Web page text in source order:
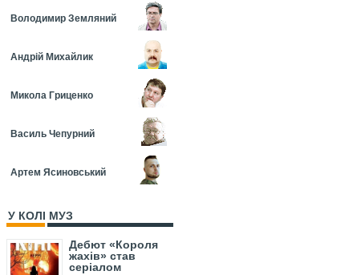
Володимир Земляний
Андрій Михайлик
Микола Гриценко
Василь Чепурний
Артем Ясиновський
У КОЛІ МУЗ
Дебют «Короля
жахів» став
серіалом